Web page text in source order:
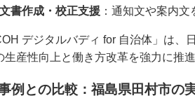
文書作成・校正支援 ：通知文や案内
デジタルバディ for 自治体」は
生産性向上と働き方改革を強力に推進
例との比較：福島県田村市の